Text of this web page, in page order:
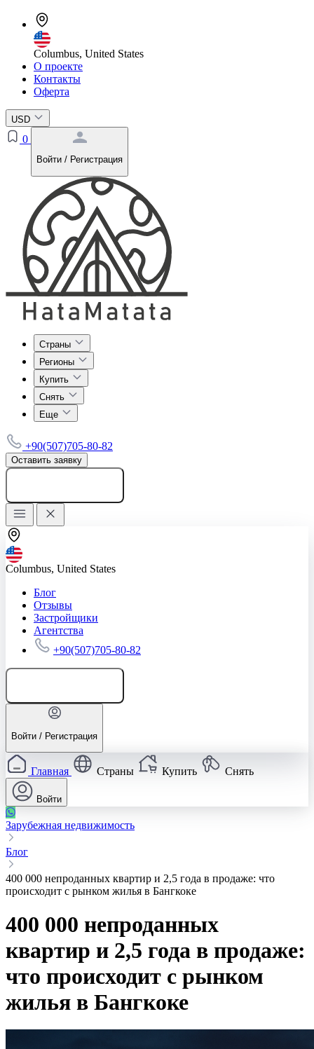
Columbus, United States
О проекте
Контакты
Оферта
USD
0
Войти / Регистрация
Страны
Регионы
Купить
Снять
Еще
+90(507)705-80-82
Оставить заявку
Columbus, United States
Блог
Отзывы
Застройщики
Агентства
+90(507)705-80-82
Войти / Регистрация
Главная Страны Купить Снять
Войти
Зарубежная недвижимость
Блог
400 000 непроданных квартир и 2,5 года в продаже: что
происходит с рынком жилья в Бангкоке
400 000 непроданных
квартир и 2,5 года в продаже:
что происходит с рынком
жилья в Бангкоке